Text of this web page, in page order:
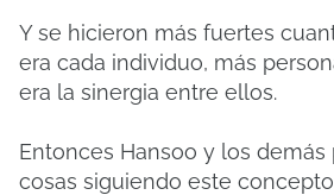
Y se hicieron más fuertes
era cada individuo, más
era la sinergia entre ellos.
Entonces Hansoo y los demás
cosas siguiendo este